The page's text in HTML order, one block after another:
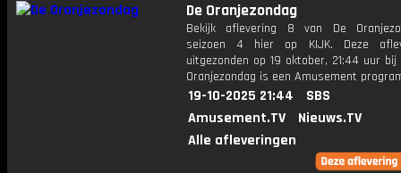
De Oranjezondag
Bekijk aflevering 8 van De
seizoen 4 hier op KIJK. Deze
uitgezonden op 19 oktober, 21:44 uur bij
Oranjezondag is een Amusement
19-10-2025 21:44
SBS
Amusement.TV
Nieuws.TV
Alle afleveringen